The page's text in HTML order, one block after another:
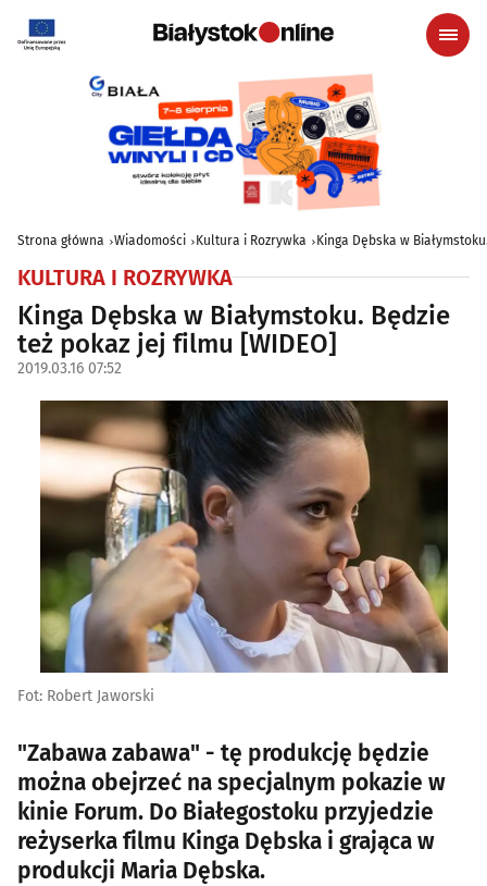
Strona główna Wiadomości Kultura i Rozrywka Kinga Dębska w
KULTURA I ROZRYWKA
Kinga Dębska w Białymstoku. Będzie
też pokaz jej filmu [WIDEO]
2019.03.16 07:52
Fot: Robert Jaworski
"Zabawa zabawa" - tę produkcję będzie
można obejrzeć na specjalnym pokazie w
kinie Forum. Do Białegostoku przyjedzie
reżyserka filmu Kinga Dębska i grająca w
produkcji Maria Dębska.